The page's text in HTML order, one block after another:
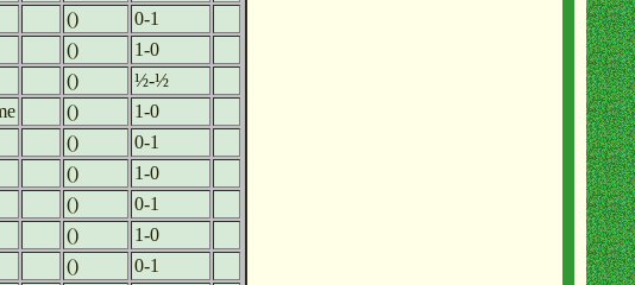
()
0-1
()
1-0
()
½-½
()
1-0
()
0-1
()
1-0
()
0-1
()
1-0
()
0-1